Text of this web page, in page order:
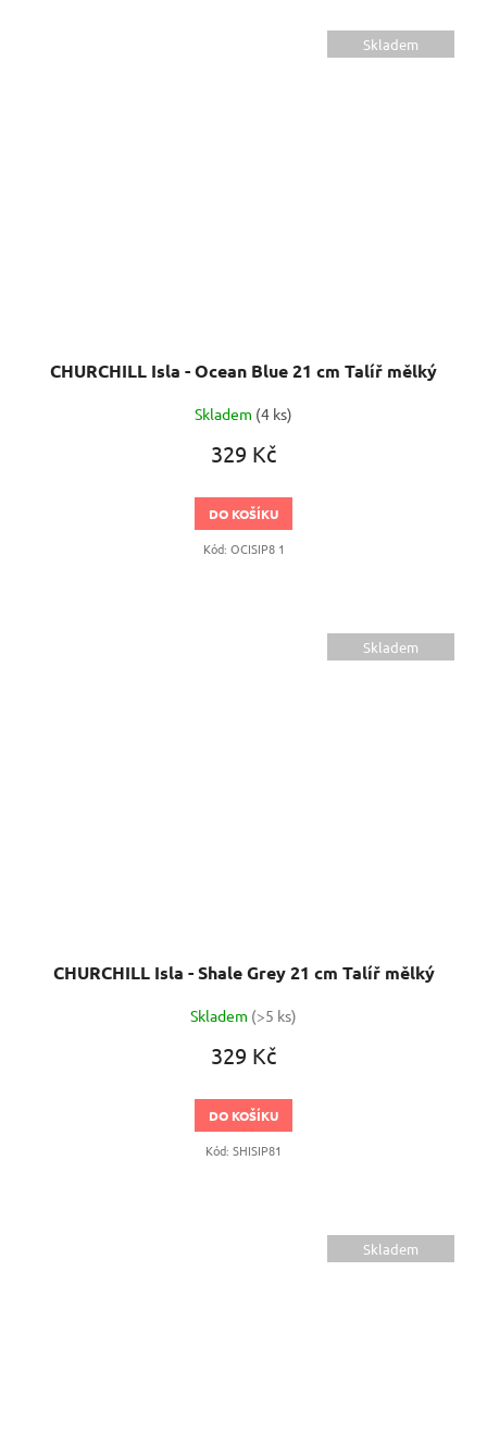
Skladem
CHURCHILL Isla - Ocean Blue 21 cm Talíř mělký
Skladem (4 ks)
329 Kč
DO KOŠÍKU
Kód: OCISIP8 1
Skladem
CHURCHILL Isla - Shale Grey 21 cm Talíř mělký
Skladem (>5 ks)
329 Kč
DO KOŠÍKU
Kód: SHISIP81
Skladem